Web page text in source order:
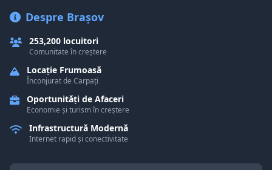
Despre Brașov
253,200 locuitori
Comunitate în creștere
Locație Frumoasă
Înconjurat de Carpați
Oportunități de Afaceri
Economie și turism în creștere
Infrastructură Modernă
Internet rapid și conectivitate